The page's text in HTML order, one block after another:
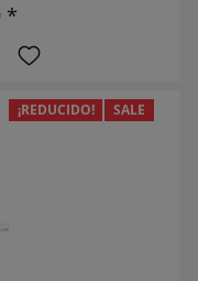
*
¡REDUCIDO! SALE